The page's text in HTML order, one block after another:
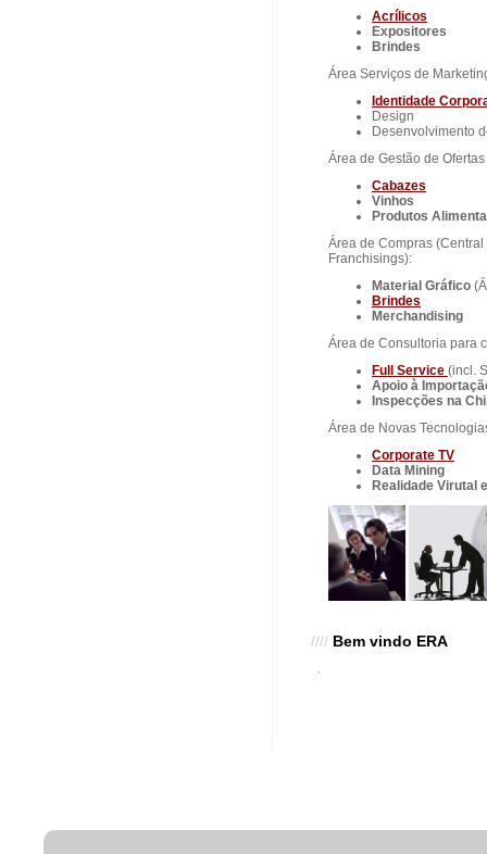
Acrílicos
Expositores
Brindes
Área Serviços de
Identidade
Design
Desenvolvimento
Área de Gestão de
Cabazes
Vinhos
Produtos
Área de Compras
Franchisings):
Material Gráfico
Brindes
Merchandising
Área de Consultoria para
Full Service (incl.
Apoio à
Inspecções na
Área de Novas
Corporate TV
Data Mining
Realidade Virutal
//// Bem vindo ERA